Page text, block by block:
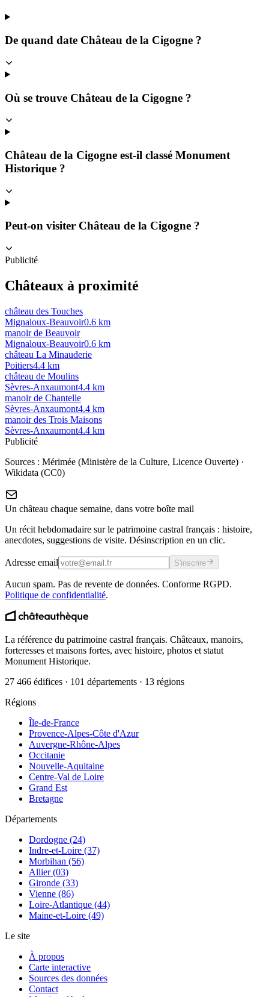
De quand date Château de la Cigogne ?
Où se trouve Château de la Cigogne ?
Château de la Cigogne est-il classé Monument
Historique ?
Peut-on visiter Château de la Cigogne ?
Publicité
Châteaux à proximité
château des Touches
Mignaloux-Beauvoir0.6 km
manoir de Beauvoir
Mignaloux-Beauvoir0.6 km
château La Minauderie
Poitiers4.4 km
château de Moulins
Sèvres-Anxaumont4.4 km
manoir de Chantelle
Sèvres-Anxaumont4.4 km
manoir des Trois Maisons
Sèvres-Anxaumont4.4 km
Publicité
Sources : Mérimée (Ministère de la Culture, Licence Ouverte) ·
Wikidata (CC0)
Un château chaque semaine, dans votre boîte mail
Un récit hebdomadaire sur le patrimoine castral français : histoire,
anecdotes, suggestions de visite. Désinscription en un clic.
Adresse email S'inscrire
Aucun spam. Pas de revente de données. Conforme RGPD.
Politique de confidentialité.
La référence du patrimoine castral français. Châteaux, manoirs,
forteresses et maisons fortes, avec histoire, photos et statut
Monument Historique.
27 466 édifices · 101 départements · 13 régions
Régions
Île-de-France
Provence-Alpes-Côte d'Azur
Auvergne-Rhône-Alpes
Occitanie
Nouvelle-Aquitaine
Centre-Val de Loire
Grand Est
Bretagne
Départements
Dordogne (24)
Indre-et-Loire (37)
Morbihan (56)
Allier (03)
Gironde (33)
Vienne (86)
Loire-Atlantique (44)
Maine-et-Loire (49)
Le site
À propos
Carte interactive
Sources des données
Contact